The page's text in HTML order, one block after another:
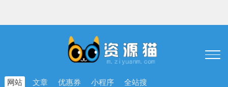
网站 文章 优惠券 小程序 全站搜